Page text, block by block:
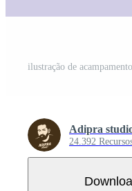
Adipra
24.392